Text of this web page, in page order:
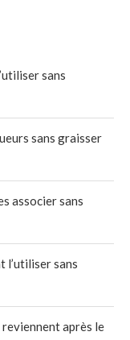
sans
sans graisser
associer sans
l’utiliser sans
après le